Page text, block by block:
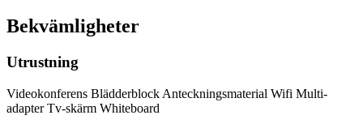
Bekvämligheter
Utrustning
Videokonferens Blädderblock Anteckningsmaterial Wifi Multi-
adapterTv-skärm Whiteboard